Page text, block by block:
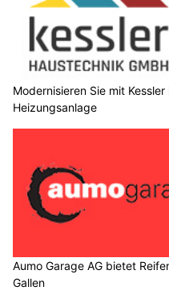
Modernisieren Sie mit
Heizungsanlage
Aumo Garage AG bietet
Gallen